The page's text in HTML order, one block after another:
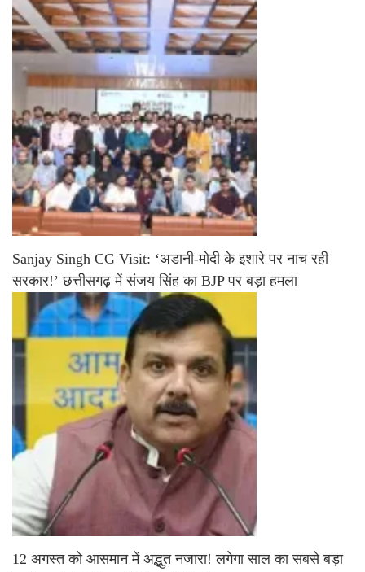
Sanjay Singh CG Visit: ‘अडानी-मोदी के इशारे पर नाच रही
सरकार!’ छत्तीसगढ़ में संजय सिंह का BJP पर बड़ा हमला
12 अगस्त को आसमान में अद्भुत नजारा! लगेगा साल का सबसे बड़ा